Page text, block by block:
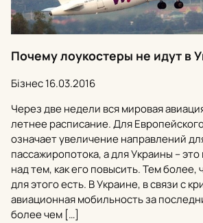
Почему лоукостеры не идут в
Бізнес16.03.2016
Через две недели вся мировая
летнее расписание. Для
означает увеличение направлений
пассажиропотока, а для Украины –
над тем, как его повысить. Тем более,
для этого есть. В Украине, в связи с
авиационная мобильность за
более чем […]